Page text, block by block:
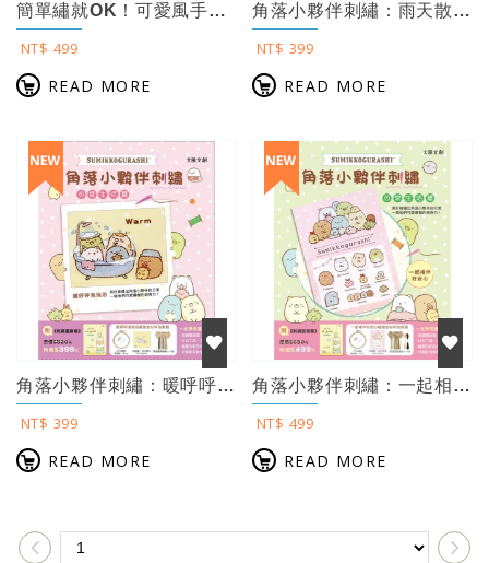
簡單繡就OK！可愛風手感刺繡：Q萌圖案×舒服色調×生活應用，以一針一線繡出自然清...
NT$ 499
READ MORE
角落小夥伴刺繡：雨天散散步【盒裝版】 （內含《刺繡圖案集》+超值全材料包套組） ...
NT$ 399
READ MORE
角落小夥伴刺繡：暖呼呼泡泡浴【盒裝版】 （內含《刺繡圖案集》+超值全材料包套組）...
NT$ 399
READ MORE
角落小夥伴刺繡：一起相伴好安心【盒裝版】 （內含《刺繡圖案集》+超值全材料包套組...
NT$ 499
READ MORE